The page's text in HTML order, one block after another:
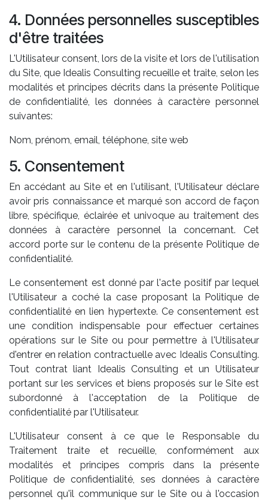
4. Données personnelles susceptibles
d'être traitées
L'Utilisateur consent, lors de la visite et lors de l'utilisation
du Site, que Idealis Consulting recueille et traite, selon les
modalités et principes décrits dans la présente Politique
de confidentialité, les données à caractère personnel
suivantes:
Nom, prénom, email, téléphone, site web
5. Consentement
En accédant au Site et en l'utilisant, l'Utilisateur déclare
avoir pris connaissance et marqué son accord de façon
libre, spécifique, éclairée et univoque au traitement des
données à caractère personnel la concernant. Cet
accord porte sur le contenu de la présente Politique de
confidentialité.
Le consentement est donné par l'acte positif par lequel
l'Utilisateur a coché la case proposant la Politique de
confidentialité en lien hypertexte. Ce consentement est
une condition indispensable pour effectuer certaines
opérations sur le Site ou pour permettre à l'Utilisateur
d'entrer en relation contractuelle avec Idealis Consulting.
Tout contrat liant Idealis Consulting et un Utilisateur
portant sur les services et biens proposés sur le Site est
subordonné à l'acceptation de la Politique de
confidentialité par l'Utilisateur.
L'Utilisateur consent à ce que le Responsable du
Traitement traite et recueille, conformément aux
modalités et principes compris dans la présente
Politique de confidentialité, ses données à caractère
personnel qu'il communique sur le Site ou à l'occasion